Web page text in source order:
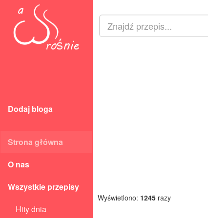
Dodaj bloga
Strona główna
O nas
Wszystkie przepisy
Hity dnia
Wyświetlono: 1245 razy